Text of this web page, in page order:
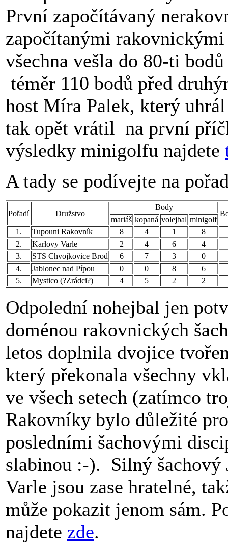
První započítávaný
započítanými
všechna vešla do 80-ti
téměr 110 bodů před
host Míra Palek, který
tak opět vrátil na první
výsledky minigolfu najdete
A tady se podívejte na
Pořadí Družstvo
Body
mariáš kopaná volejbal minigolf
1.
Tupouni Rakovník 8 4 1
8
2.
Karlovy Varle 2 4 6
4
3.
STS Chvojkovice Brod 6 7 3
0
4.
Jablonec nad Pípou 0 0 8
6
5.
Mystico (?Zrádci?) 4 5 2 2
Odpolední nohejbal jen
doménou rakovnických
letos doplnila dvojice
který překonala všechny
ve všech setech (zatímco
Rakovníky bylo důležité
posledními šachovými
slabinou :-). Silný šachový
Varle jsou zase hratelné,
může pokazit jenom sám.
najdete zde.